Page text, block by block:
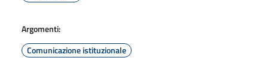
Argomenti:
Comunicazione istituzionale